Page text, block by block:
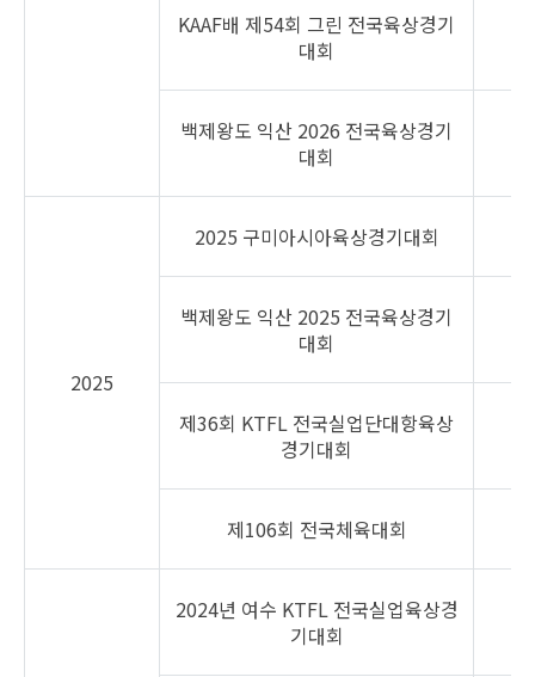
KAAF배 제54회 그린 전국육상경기
대회
백제왕도 익산 2026 전국육상경기
대회
2025
2025 구미아시아육상경기대회
백제왕도 익산 2025 전국육상경기
대회
제36회 KTFL 전국실업단대항육상
경기대회
제106회 전국체육대회
2024년 여수 KTFL 전국실업육상경
기대회